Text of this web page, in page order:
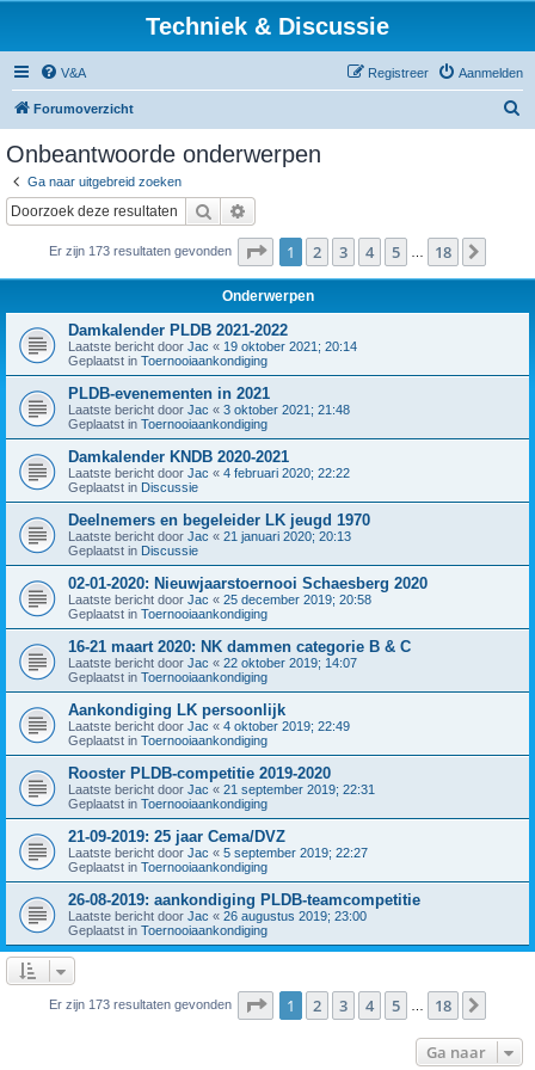
Techniek & Discussie
V&A Aanmelden
Registreer
Forumoverzicht
Onbeantwoorde onderwerpen
Ga naar uitgebreid zoeken
Zoek
Er zijn 173 resultaten gevonden Pagina van 18
1 2 3 4 5 18
Onderwerpen
Damkalender PLDB 2021-2022
Laatste bericht door Jac « 19 oktober 2021; 20:14
Geplaatst in Toernooiaankondiging
PLDB-evenementen in 2021
Laatste bericht door Jac « 3 oktober 2021; 21:48
Geplaatst in Toernooiaankondiging
Damkalender KNDB 2020-2021
Laatste bericht door Jac « 4 februari 2020; 22:22
Geplaatst in Discussie
Deelnemers en begeleider LK jeugd 1970
Laatste bericht door Jac « 21 januari 2020; 20:13
Geplaatst in Discussie
02-01-2020: Nieuwjaarstoernooi Schaesberg 2020
Laatste bericht door Jac « 25 december 2019; 20:58
Geplaatst in Toernooiaankondiging
16-21 maart 2020: NK dammen categorie B & C
Laatste bericht door Jac « 22 oktober 2019; 14:07
Geplaatst in Toernooiaankondiging
Aankondiging LK persoonlijk
Laatste bericht door Jac « 4 oktober 2019; 22:49
Geplaatst in Toernooiaankondiging
Rooster PLDB-competitie 2019-2020
Laatste bericht door Jac « 21 september 2019; 22:31
Geplaatst in Toernooiaankondiging
21-09-2019: 25 jaar Cema/DVZ
Laatste bericht door Jac « 5 september 2019; 22:27
Geplaatst in Toernooiaankondiging
26-08-2019: aankondiging PLDB-teamcompetitie
Laatste bericht door Jac « 26 augustus 2019; 23:00
Geplaatst in Toernooiaankondiging
Er zijn 173 resultaten gevonden Pagina van 18
1 2 3 4 5 18
Ga naar